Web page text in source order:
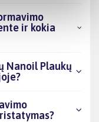
ir kokia
Nanoil Plaukų